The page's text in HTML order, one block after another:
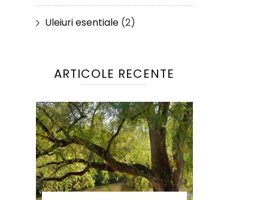
Uleiuri esentiale(2)
ARTICOLE RECENTE